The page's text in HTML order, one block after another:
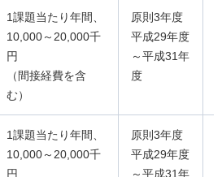
1課題当たり年間、
10,000～20,000千
円
（間接経費を含
む）
原則3年度
平成29年度
～平成31年
度
1課題当たり年間、
10,000～20,000千
円
原則3年度
平成29年度
～平成31年